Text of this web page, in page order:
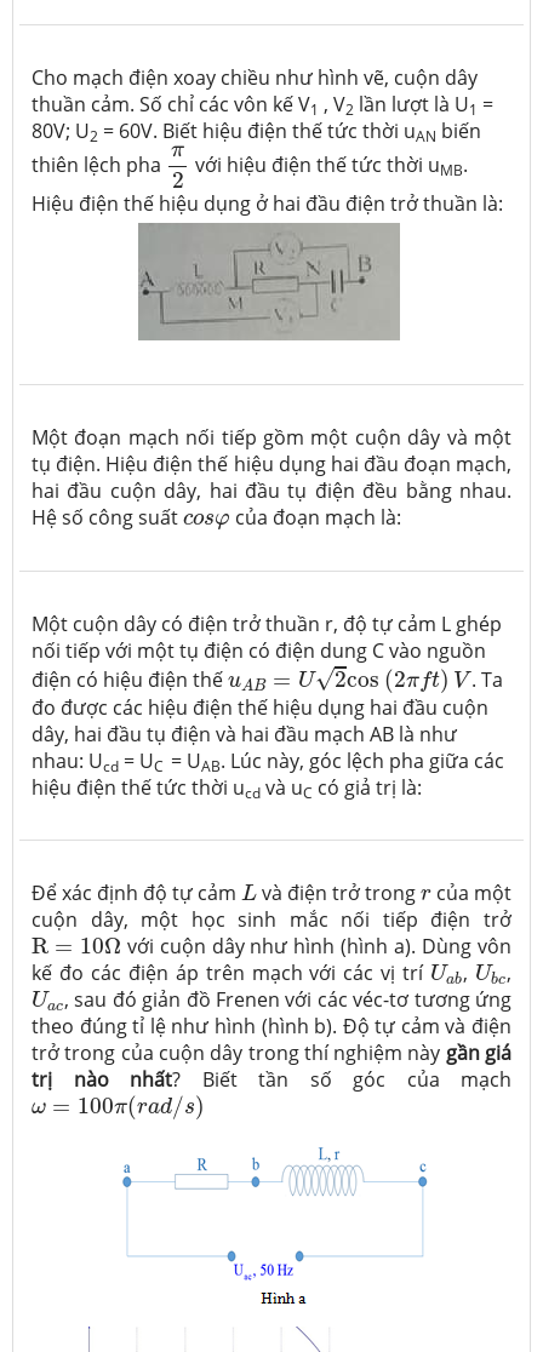
Cho mạch điện xoay chiều như hình vẽ, cuộn dây
thuần cảm. Số chỉ các vôn kế V1 , V2 lần lượt là U1 =
80V; U2 = 60V. Biết hiệu điện thế tức thời uAN biến
thiên lệch pha
π
2
π2
với hiệu điện thế tức thời uMB.
Hiệu điện thế hiệu dụng ở hai đầu điện trở thuần là:
Một đoạn mạch nối tiếp gồm một cuộn dây và một
tụ điện. Hiệu điện thế hiệu dụng hai đầu đoạn mạch,
hai đầu cuộn dây, hai đầu tụ điện đều bằng nhau.
Hệ số công suất cosφ
cosφ của đoạn mạch là:
Một cuộn dây có điện trở thuần r, độ tự cảm L ghép
nối tiếp với một tụ điện có điện dung C vào nguồn
điện có hiệu điện thế uAB = U√2cos (2πft) V
u AB =U2cos(2πft)V
. Ta
đo được các hiệu điện thế hiệu dụng hai đầu cuộn
dây, hai đầu tụ điện và hai đầu mạch AB là như
nhau: Ucd = UC = UAB. Lúc này, góc lệch pha giữa các
hiệu điện thế tức thời ucd và uC có giả trị là:
Để xác định độ tự cảm L
L và điện trở trong r
r của một
cuộn dây, một học sinh mắc nối tiếp điện trở
R = 10Ω
R=10Ω
với cuộn dây như hình (hình a). Dùng vôn
kế đo các điện áp trên mạch với các vị trí Uab
Uab
, Ubc
Ubc,
Uac
Uac, sau đó giản đồ Frenen với các véc-tơ tương ứng
theo đúng tỉ lệ như hình (hình b). Độ tự cảm và điện
trở trong của cuộn dây trong thí nghiệm này gần giá
trị nào nhất? Biết tần số góc của mạch
ω = 100π(rad/s)
ω= 100π(rad/s)